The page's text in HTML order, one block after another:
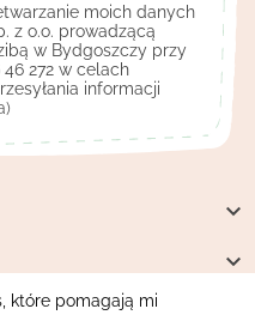


moich danych
z o.o. prowadzącą
w Bydgoszczy przy
46 272 w celach
informacji
które pomagają mi